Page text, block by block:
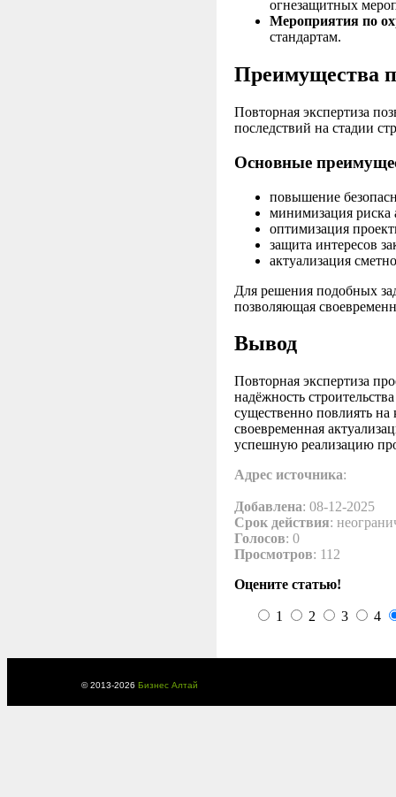
огнезащитных
Мероприятия по
стандартам.
Преимущества
Повторная экспертиза
последствий на стадии
Основные
повышение
минимизация риска
оптимизация
защита интересов
актуализация
Для решения подобных
позволяющая
Вывод
Повторная экспертиза
надёжность
существенно повлиять
своевременная
успешную реализацию
Адрес источника:
Добавлена: 08-12-2025
Срок действия:
Голосов: 0
Просмотров: 112
Оцените статью!
1 2 3 4
© 2013-2026 Бизнес Алтай